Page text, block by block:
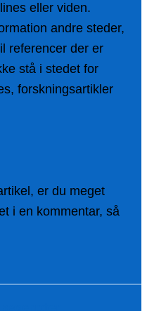
eller viden.
andre steder,
referencer der er
stå i stedet for
forskningsartikler
er du meget
i en kommentar, så